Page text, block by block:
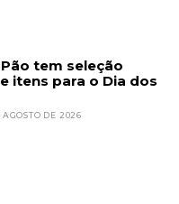
tem seleção
itens para o Dia dos
AGOSTO DE 2026